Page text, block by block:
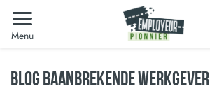
Menu
BLOG BAANBREKENDE WERKGEVER